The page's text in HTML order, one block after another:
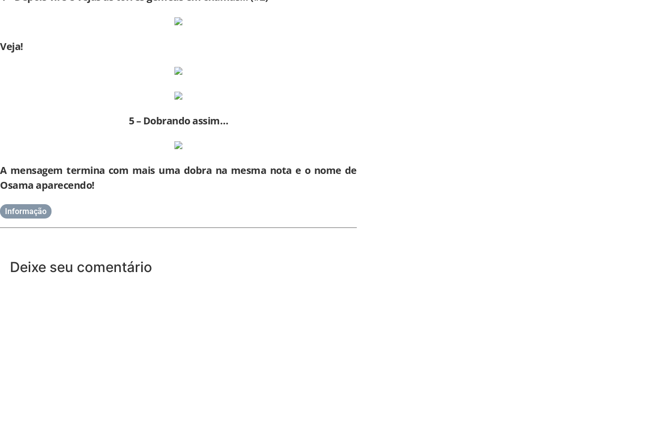
Veja!
5 – Dobrando assim…
A mensagem termina com mais uma dobra na mesma nota e o nome de
Osama aparecendo!
Informação
Deixe seu comentário